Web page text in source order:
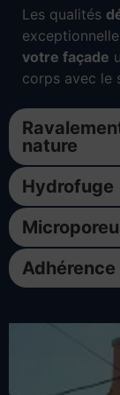
Les qualités
votre façade
corps avec le
nature
Hydrofuge